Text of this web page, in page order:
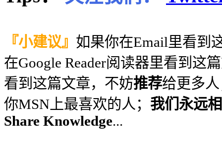
『小建议』 如果你在Email里看到
在Google Reader阅读器里看到这
看到这篇文章，不妨推荐给更多
你MSN上最喜欢的人； 我们永远
Share Knowledge...